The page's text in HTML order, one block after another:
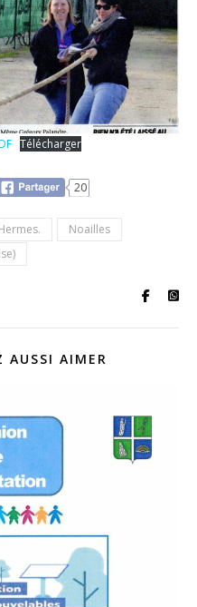
Télécharger
20
Noailles
AUSSI AIMER